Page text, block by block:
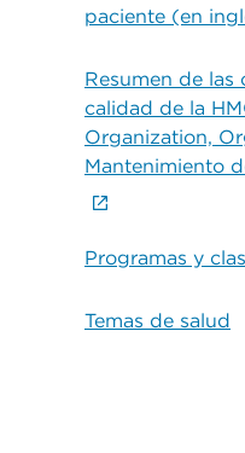
paciente (en
Resumen de las
calidad de la
Organization,
Mantenimiento
Programas y
Temas de salud